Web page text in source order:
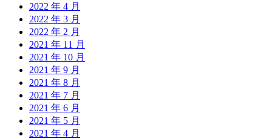
2022 年 4 月
2022 年 3 月
2022 年 2 月
2021 年 11 月
2021 年 10 月
2021 年 9 月
2021 年 8 月
2021 年 7 月
2021 年 6 月
2021 年 5 月
2021 年 4 月